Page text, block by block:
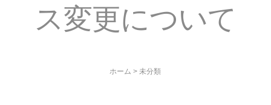
ス変更について
ホーム >未分類